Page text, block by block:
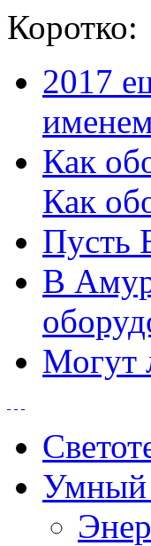
Коротко:
2017
Как
Как
Пусть
В
Могут
Умный